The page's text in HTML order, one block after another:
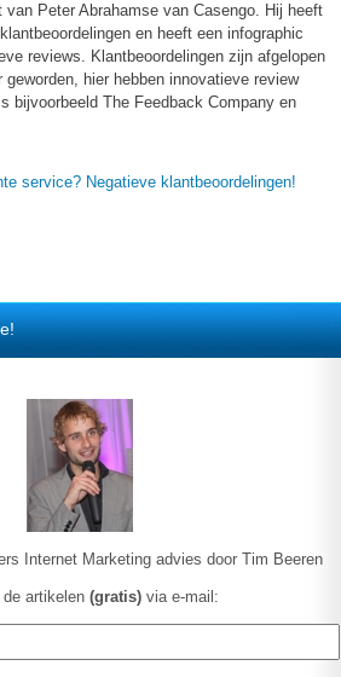
Peter Abrahamse van Casengo. Hij heeft
en heeft een infographic
reviews. Klantbeoordelingen zijn afgelopen
hier hebben innovatieve review
bijvoorbeeld The Feedback Company en
service? Negatieve klantbeoordelingen!
artikelen (gratis) via e-mail: